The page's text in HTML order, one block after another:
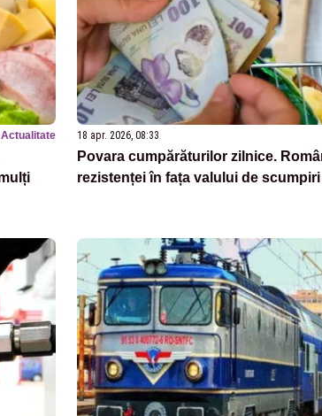
Actualitate 18 apr. 2026, 08:33
Povara cumpărăturilor zilnice.
rezistenței în fața valului de scumpiri